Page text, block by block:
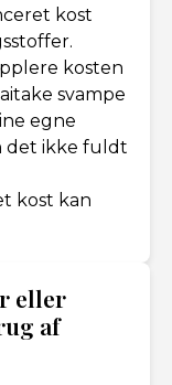
kost
kosten
svampe
egne
det ikke fuldt
kost kan
eller
af